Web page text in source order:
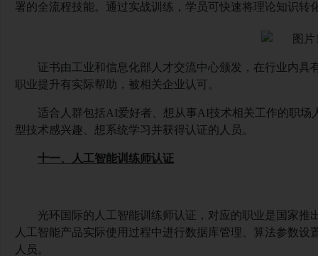
署的全流程技能。通过实战训练，学员可快速将理论知识
证书由工业和信息化部人才交流中心颁发，在行业内具
职业提升有实际帮助，被相关企业认可。
适合人群包括AI爱好者、想从事AI技术相关工作的职
型技术感兴趣、想系统学习并获得认证的人员。
十一、人工智能训练师认证
光环国际的人工智能训练师认证，对应的职业是国家
人工智能产品实际使用过程中进行数据库管理、算法参数
人员。